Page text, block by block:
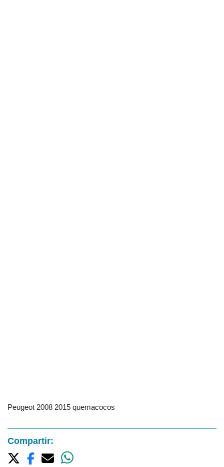
Peugeot 2008 2015 quemacocos
Compartir: